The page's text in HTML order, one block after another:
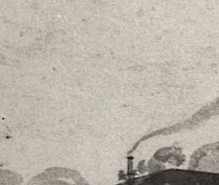
odjela za turizam Istarske županije koji
u projektu te predstavnici Grada
Poreča, Grada Rovinja, Grada Labina,
grada Pule i Turističke zajednice središnje
projekta bio je da koordinira
Istarske županije i pruža podršku
turističkih usluga koji žele dobiti
da dodjeli oznaku objektima te prati
oznaku na lokalnoj razini te
dodijeljena. ConsumelessMed
je hotelima i privatnim iznajmljivačima,